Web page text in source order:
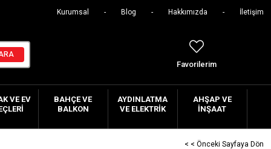
Kurumsal Blog Hakkımızda İletişim
Favorilerim
VE EV
BAHÇE VE
BALKON
AYDINLATMA
VE ELEKTRIK
AHŞAP VE
İNŞAAT
< < Önceki Sayfaya Dön